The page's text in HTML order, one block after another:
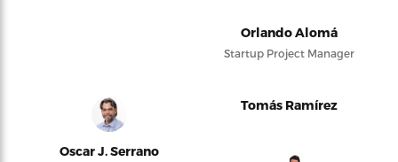
Orlando Alomá
Startup Project Manager
Oscar J. Serrano
Tomás Ramírez